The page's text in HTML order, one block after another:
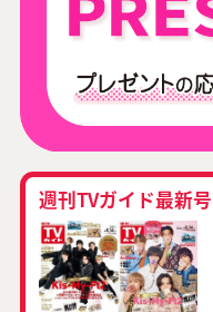
週刊TVガイド最新号